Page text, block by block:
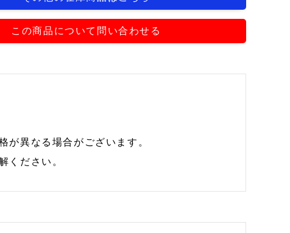
この商品について問い合わせる
が異なる場合がございます。
ください。